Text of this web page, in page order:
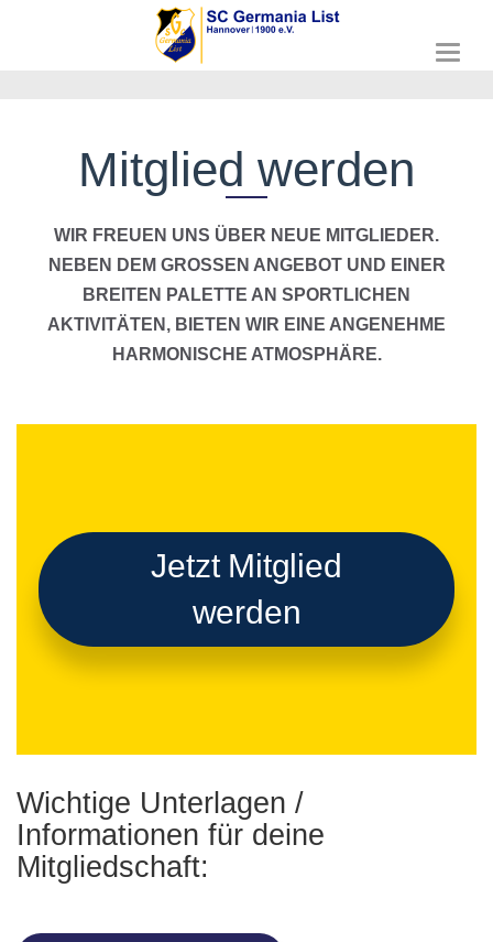
T
Mitglied werden
WIR FREUEN UNS ÜBER NEUE MITGLIEDER.
NEBEN DEM GROSSEN ANGEBOT UND EINER B
REITEN PALETTE AN SPORTLICHEN A
KTIVITÄTEN, BIETEN WIR EINE ANGENEHME H
ARMONISCHE ATMOSPHÄRE.
Jetzt Mitglied
werden
Wichtige Unterlagen /
Informationen für deine
Mitgliedschaft: